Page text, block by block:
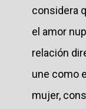
considera
el amor
relación
une como
mujer,